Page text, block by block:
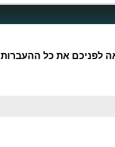
סדר ומביאה לפניכם את כל ההעברות